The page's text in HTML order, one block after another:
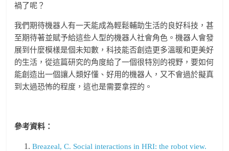
禍了呢？
我們期待機器人有一天能成為輕鬆輔助生活的良好科技，甚
至期待著並賦予給這些人型的機器人社會角色。機器人會發
展到什麼模樣是個未知數，科技能否創造更多溫暖和更美好
的生活，從這篇研究的角度給了一個很特別的視野，要如何
能創造出一個讓人類好懂、好用的機器人，又不會過於擬真
到太過恐怖的程度，這也是需要拿捏的。
參考資料：
Breazeal, C. Social interactions in HRI: the robot view.